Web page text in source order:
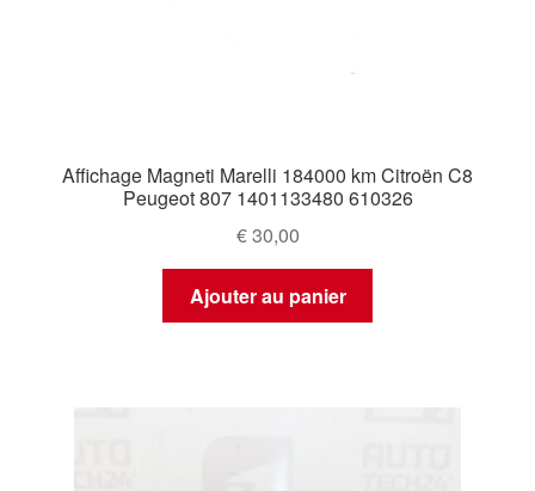
Affichage Magneti Marelli 184000 km Citroën C8
Peugeot 807 1401133480 610326
€30,00
Ajouter au panier